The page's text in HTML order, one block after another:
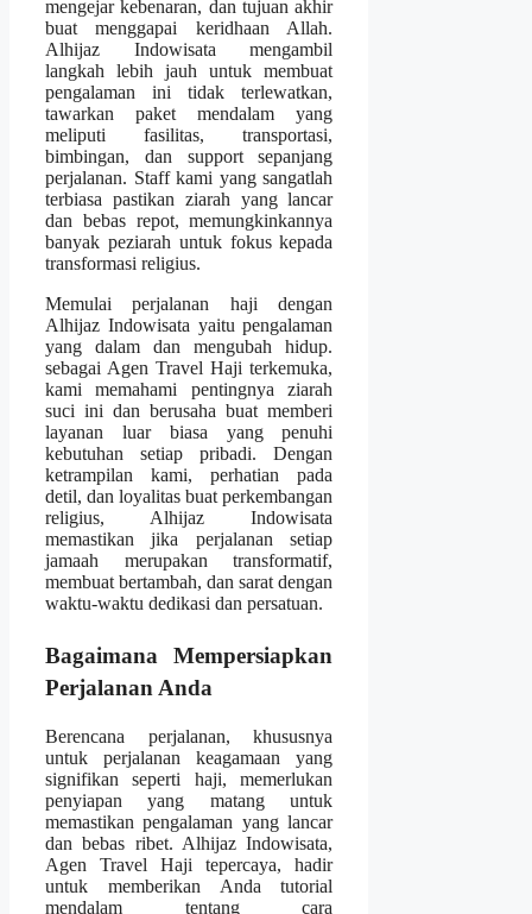
mengejar kebenaran, dan tujuan akhir
buat menggapai keridhaan Allah.
Alhijaz Indowisata mengambil
langkah lebih jauh untuk membuat
pengalaman ini tidak terlewatkan,
tawarkan paket mendalam yang
meliputi fasilitas, transportasi,
bimbingan, dan support sepanjang
perjalanan. Staff kami yang sangatlah
terbiasa pastikan ziarah yang lancar
dan bebas repot, memungkinkannya
banyak peziarah untuk fokus kepada
transformasi religius.
Memulai perjalanan haji dengan
Alhijaz Indowisata yaitu pengalaman
yang dalam dan mengubah hidup.
sebagai Agen Travel Haji terkemuka,
kami memahami pentingnya ziarah
suci ini dan berusaha buat memberi
layanan luar biasa yang penuhi
kebutuhan setiap pribadi. Dengan
ketrampilan kami, perhatian pada
detil, dan loyalitas buat perkembangan
religius, Alhijaz Indowisata
memastikan jika perjalanan setiap
jamaah merupakan transformatif,
membuat bertambah, dan sarat dengan
waktu-waktu dedikasi dan persatuan.
Bagaimana Mempersiapkan
Perjalanan Anda
Berencana perjalanan, khususnya
untuk perjalanan keagamaan yang
signifikan seperti haji, memerlukan
penyiapan yang matang untuk
memastikan pengalaman yang lancar
dan bebas ribet. Alhijaz Indowisata,
Agen Travel Haji tepercaya, hadir
untuk memberikan Anda tutorial
mendalam tentang cara